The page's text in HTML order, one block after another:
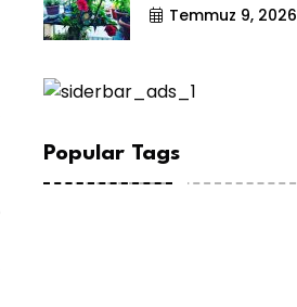
Temmuz 9, 2026
Popular Tags